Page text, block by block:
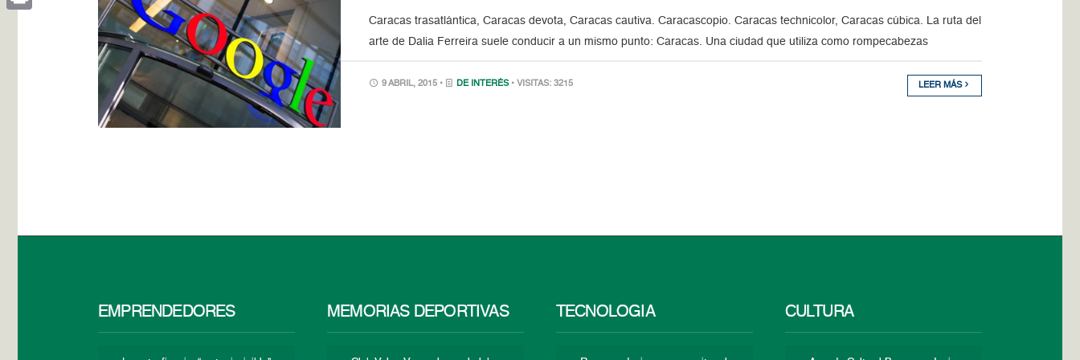
Caracas trasatlántica, Caracas devota, Caracas cautiva. Caracascopio. Caracas technicolor, Caracas cúbica. La ruta del
arte de Dalia Ferreira suele conducir a un mismo punto: Caracas. Una ciudad que utiliza como rompecabezas
9 ABRIL, 2015 • DE INTERÉS • VISITAS: 3215 LEER MÁS
EMPRENDEDORES MEMORIAS DEPORTIVAS TECNOLOGÍA CULTURA